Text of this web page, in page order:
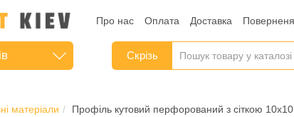
Про нас Оплата Доставка
Скрізь
матеріали Профіль кутовий перфорований з сіткою